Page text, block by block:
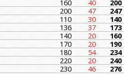
160 40 200
200 47 247
110 30 140
136 37 173
140 20 160
170 20 190
180 54 234
220 20 240
230 46 276